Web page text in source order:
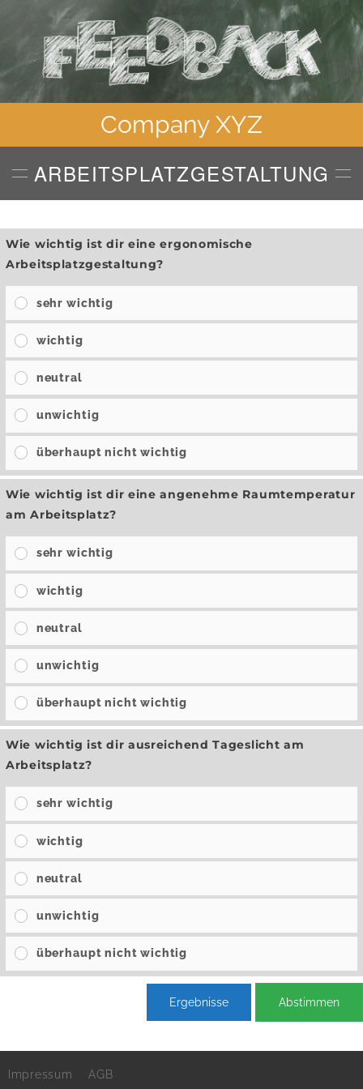
Company XYZ
ARBEITSPLATZGESTALTUNG
Wie wichtig ist dir eine ergonomische
Arbeitsplatzgestaltung?
sehr wichtig
wichtig
neutral
unwichtig
überhaupt nicht wichtig
Wie wichtig ist dir eine angenehme Raumtemperatur
am Arbeitsplatz?
sehr wichtig
wichtig
neutral
unwichtig
überhaupt nicht wichtig
Wie wichtig ist dir ausreichend Tageslicht am
Arbeitsplatz?
sehr wichtig
wichtig
neutral
unwichtig
überhaupt nicht wichtig
Ergebnisse Abstimmen
Impressum AGB